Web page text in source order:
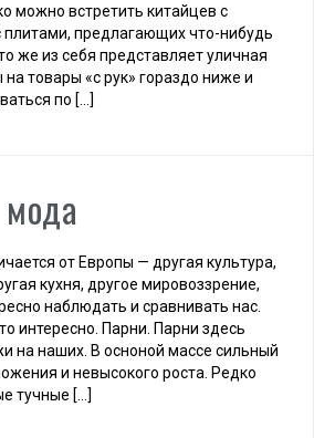
можно встретить китайцев с
плитами, предлагающих что-нибудь
же из себя представляет уличная
товары «с рук» гораздо ниже и
по […]
от Европы — другая культура,
кухня, другое мировоззрение,
наблюдать и сравнивать нас.
интересно. Парни. Парни здесь
на наших. В осноной массе сильный
и невысокого роста. Редко
тучные […]